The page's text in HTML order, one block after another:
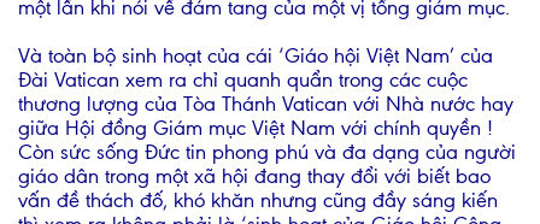
một lần khi nói về đám tang của một vị tổng giám mục.
Và toàn bộ sinh hoạt của cái ‘Giáo hội Việt Nam’ của
Đài Vatican xem ra chỉ quanh quẩn trong các cuộc
thương lượng của Tòa Thánh Vatican với Nhà nước hay
giữa Hội đồng Giám mục Việt Nam với chính quyền !
Còn sức sống Đức tin phong phú và đa dạng của người
giáo dân trong một xã hội đang thay đổi với biết bao
vấn đề thách đố, khó khăn nhưng cũng đầy sáng kiến